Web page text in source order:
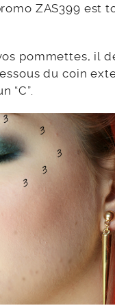
ZAS399 est
pommettes, il
du coin
“C”.